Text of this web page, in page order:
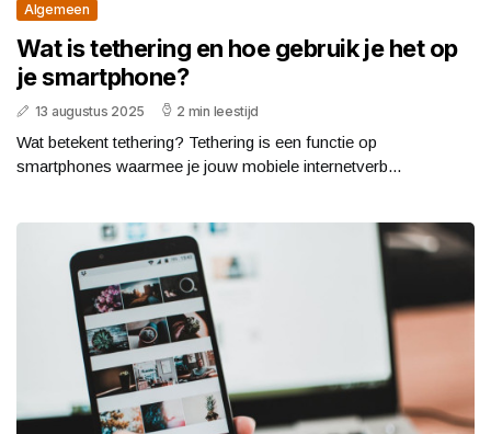
Algemeen
Wat is tethering en hoe gebruik je het op
je smartphone?
13 augustus 2025 2 min leestijd
Wat betekent tethering? Tethering is een functie op
smartphones waarmee je jouw mobiele internetverb...